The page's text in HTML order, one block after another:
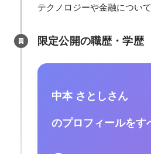
テクノロジーや金融につい
限定公開の職歴・学歴
中本 さとしさん
のプロフィールをす